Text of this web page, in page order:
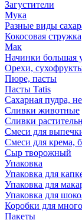
Загустители
Мука
Разные виды
Кокосовая
Мак
Начинки большая
Орехи,
Пюре, пасты
Пасты Tatis
Сахарная пудра,
Сливки животные
Сливки
Смеси для
Смеси для крема,
Сыр творожный
Упаковка
Упаковка для
Упаковка для
Упаковка для
Коробки для
Пакеты